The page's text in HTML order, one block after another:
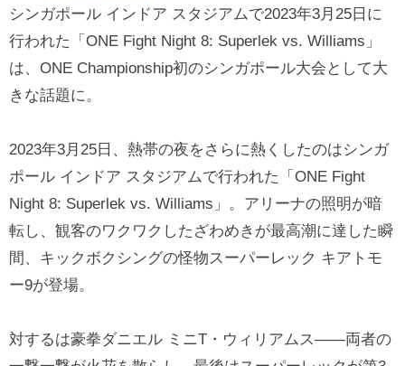
シンガポール インドア スタジアムで2023年3月25日に
行われた「ONE Fight Night 8: Superlek vs. Williams」
は、ONE Championship初のシンガポール大会として大
きな話題に。
2023年3月25日、熱帯の夜をさらに熱くしたのはシンガ
ポール インドア スタジアムで行われた「ONE Fight
Night 8: Superlek vs. Williams」。アリーナの照明が暗
転し、観客のワクワクしたざわめきが最高潮に達した瞬
間、キックボクシングの怪物スーパーレック キアトモ
ー9が登場。
対するは豪拳ダニエル ミニT・ウィリアムス――両者の